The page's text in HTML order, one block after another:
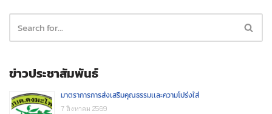
ข่าวประชาสัมพันธ์
มาตราการการส่งเสริมคุณธรรมเเละความโปร่งใส่
7 สิงหาคม 2569